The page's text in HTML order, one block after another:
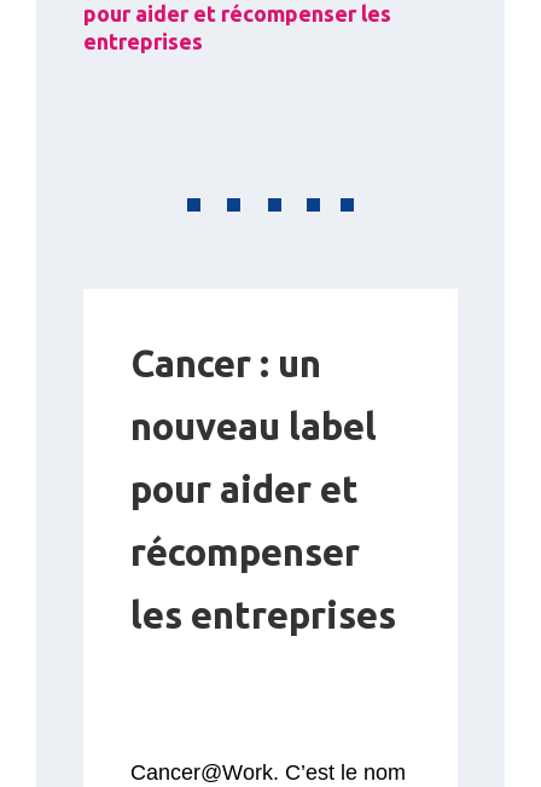
pour aider et récompenser les
entreprises
Cancer : un
nouveau label
pour aider et
récompenser
les entreprises
Cancer@Work. C’est le nom